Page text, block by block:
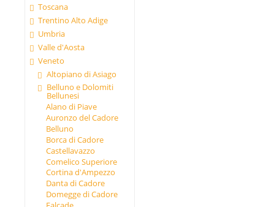
Toscana
Trentino Alto Adige
Umbria
Valle d'Aosta
Veneto
Altopiano di Asiago
Belluno e Dolomiti
Bellunesi
Alano di Piave
Auronzo del Cadore
Belluno
Borca di Cadore
Castellavazzo
Comelico Superiore
Cortina d'Ampezzo
Danta di Cadore
Domegge di Cadore